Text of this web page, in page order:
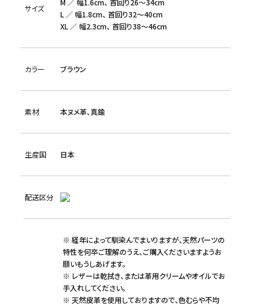
サイズ
M ／ 幅1.6cm、 首回り26～34cm
L ／ 幅1.8cm、 首回り32～40cm
XL ／ 幅2.3cm、 首回り38～46cm
カラー ブラウン
素材 本ヌメ革、真鍮
生産国 日本
配送区分
※ 経年によって馴染んでまいりますが、天然パーツの
特性を何卒ご理解のうえ、ご購入くださいますようお
願いもうしあげます。
※ レザーは乾拭き、または革用クリームやオイルでお
手入れしてください。
※ 天然皮革を使用しておりますので、色むらや不均